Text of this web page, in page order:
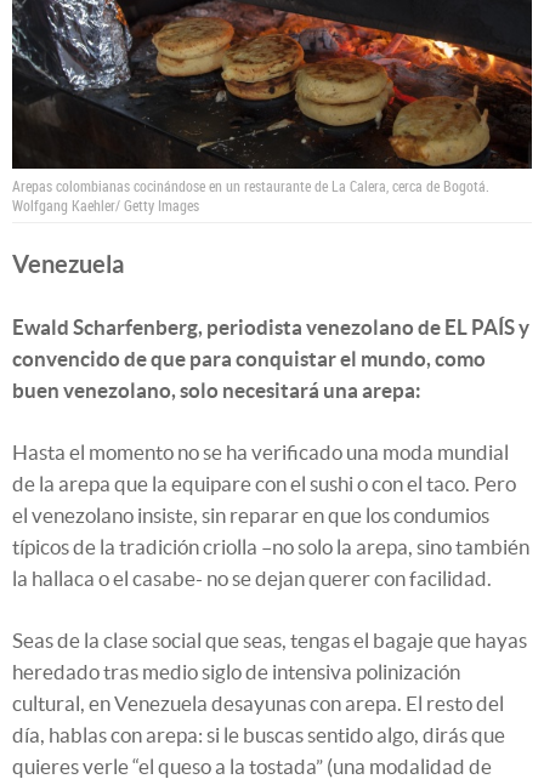
Arepas colombianas cocinándose en un restaurante de La Calera, cerca de Bogotá.
Wolfgang Kaehler/ Getty Images
Venezuela
Ewald Scharfenberg, periodista venezolano de EL PAÍS y
convencido de que para conquistar el mundo, como
buen venezolano, solo necesitará una arepa:
Hasta el momento no se ha verificado una moda mundial
de la arepa que la equipare con el sushi o con el taco. Pero
el venezolano insiste, sin reparar en que los condumios
típicos de la tradición criolla –no solo la arepa, sino también
la hallaca o el casabe- no se dejan querer con facilidad.
Seas de la clase social que seas, tengas el bagaje que hayas
heredado tras medio siglo de intensiva polinización
cultural, en Venezuela desayunas con arepa. El resto del
día, hablas con arepa: si le buscas sentido algo, dirás que
quieres verle “el queso a la tostada” (una modalidad de